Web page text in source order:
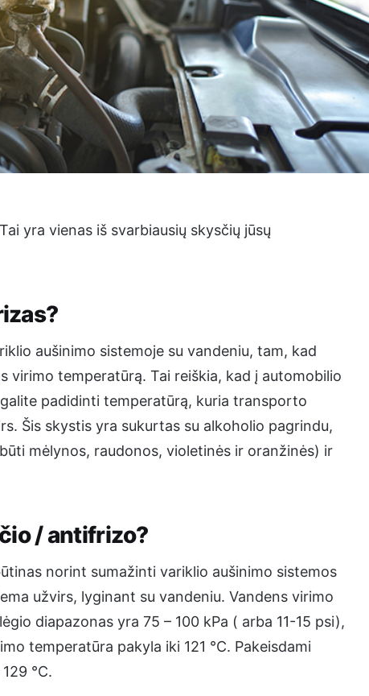
yra vienas iš svarbiausių skysčių jūsų
aušinimo sistemoje su vandeniu, tam, kad
virimo temperatūrą. Tai reiškia, kad į automobilio
padidinti temperatūrą, kuria transporto
Šis skystis yra sukurtas su alkoholio pagrindu,
mėlynos, raudonos, violetinės ir oranžinės) ir
/ antifrizo?
norint sumažinti variklio aušinimo sistemos
užvirs, lyginant su vandeniu. Vandens virimo
diapazonas yra 75 – 100 kPa ( arba 11-15 psi),
temperatūra pakyla iki 121 °C. Pakeisdami
°C.